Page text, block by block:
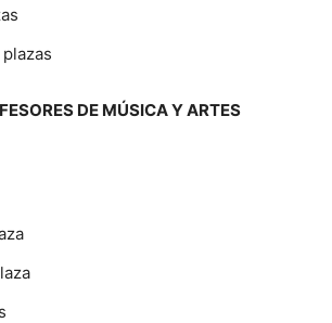
plazas
DE MÚSICA Y ARTES